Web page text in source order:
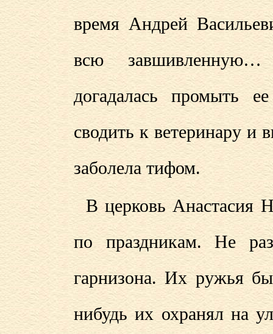
время Андрей
всю завшивленную…
догадалась промыть
сводить к ветеринару и
заболела тифом.
В церковь Анастасия
по праздникам. Не раз
гарнизона. Их ружья
нибудь их охранял на